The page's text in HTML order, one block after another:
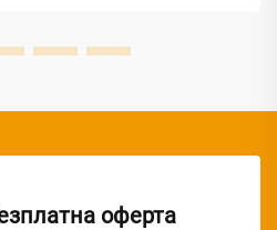
оферта